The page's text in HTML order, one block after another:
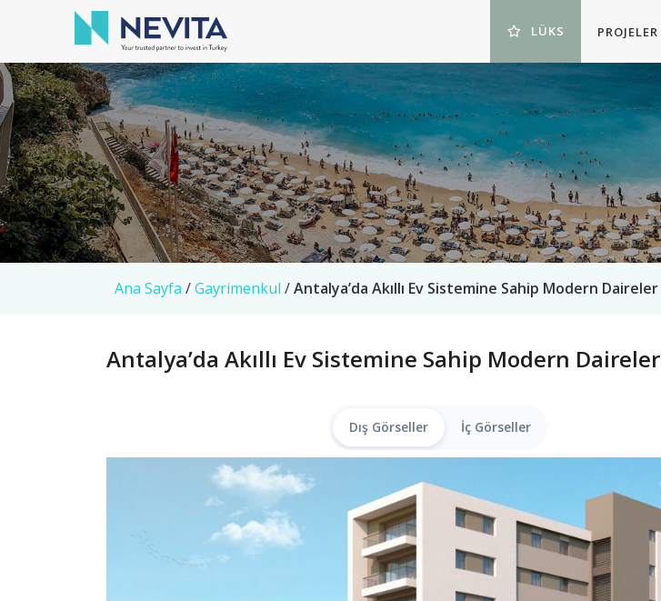
LÜKS PROJELER
Ana Sayfa /Gayrimenkul /Antalya’da Akıllı Ev Sistemine Sahip Modern Daireler
Antalya’da Akıllı Ev Sistemine Sahip Modern Daireler
Dış Görseller İç Görseller